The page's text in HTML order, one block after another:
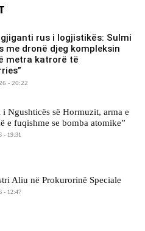
rus i logjistikës: Sulmi
me dronë djeg kompleksin
metra katrorë të
- 20:22
Ngushticës së Hormuzit, arma e
e fuqishme se bomba atomike”
- 19:31
​Aliu në Prokurorinë Speciale
- 12:47